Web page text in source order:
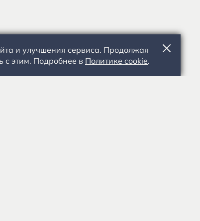
и улучшения сервиса. Продолжая
с этим. Подробнее в Политике cookie.